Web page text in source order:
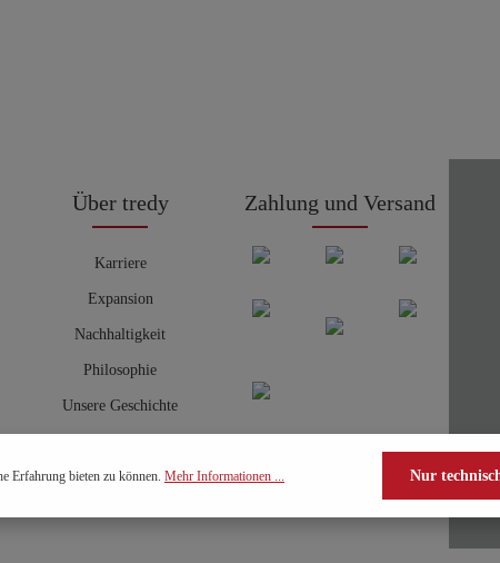
Über tredy
Karriere
Expansion
Nachhaltigkeit
Philosophie
Unsere Geschichte
Zahlung und Versand
Erfahrung bieten zu können. Mehr Informationen ... Nur